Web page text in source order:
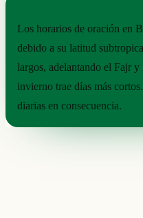
Los horarios de oración en
debido a su latitud
largos, adelantando el Fajr y
invierno trae días más
diarias en consecuencia.